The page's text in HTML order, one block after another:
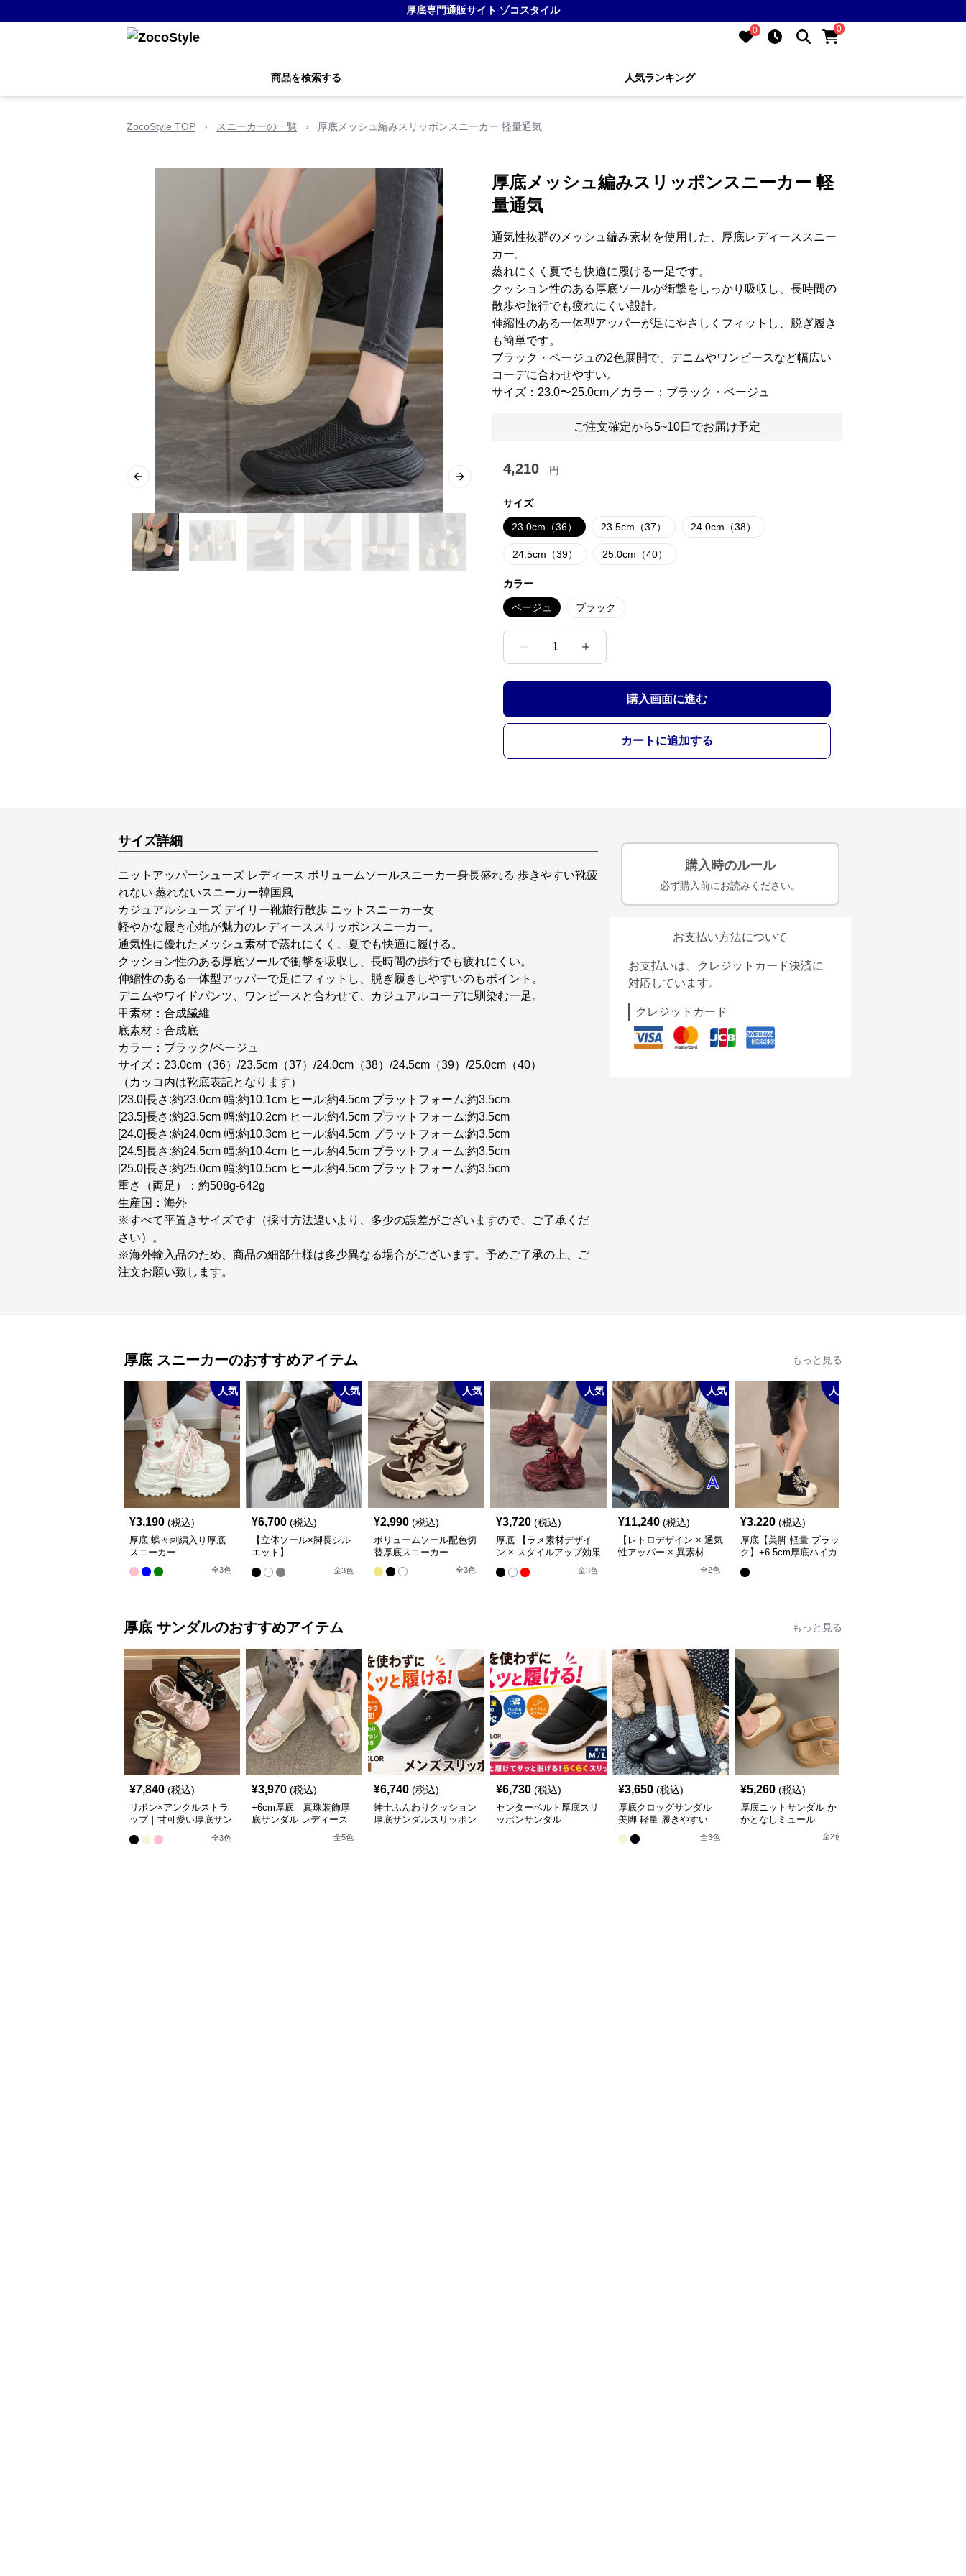
厚底専門通販サイト ゾコスタイル
0 0
商品を検索する 人気ランキング
ZocoStyle TOP › スニーカーの一覧 › 厚底メッシュ編みスリッポンスニーカー 軽量通気
Previous slide Next slide
厚底メッシュ編みスリッポンスニーカー 軽
量通気
通気性抜群のメッシュ編み素材を使用した、厚底レディーススニー
カー。
蒸れにくく夏でも快適に履ける一足です。
クッション性のある厚底ソールが衝撃をしっかり吸収し、長時間の
散歩や旅行でも疲れにくい設計。
伸縮性のある一体型アッパーが足にやさしくフィットし、脱ぎ履き
も簡単です。
ブラック・ベージュの2色展開で、デニムやワンピースなど幅広い
コーデに合わせやすい。
サイズ：23.0〜25.0cm／カラー：ブラック・ベージュ
ご注文確定から5~10日でお届け予定
4,210 円
サイズ
23.0cm（36） 23.5cm（37） 24.0cm（38）
24.5cm（39） 25.0cm（40）
カラー
ベージュ ブラック
1
購入画面に進む
カートに追加する
サイズ詳細
ニットアッパーシューズ レディース ボリュームソールスニーカー身長盛れる 歩きやすい靴疲
れない 蒸れないスニーカー韓国風
カジュアルシューズ デイリー靴旅行散歩 ニットスニーカー女
軽やかな履き心地が魅力のレディーススリッポンスニーカー。
通気性に優れたメッシュ素材で蒸れにくく、夏でも快適に履ける。
クッション性のある厚底ソールで衝撃を吸収し、長時間の歩行でも疲れにくい。
伸縮性のある一体型アッパーで足にフィットし、脱ぎ履きしやすいのもポイント。
デニムやワイドパンツ、ワンピースと合わせて、カジュアルコーデに馴染む一足。
甲素材：合成繊維
底素材：合成底
カラー：ブラック/ベージュ
サイズ：23.0cm（36）/23.5cm（37）/24.0cm（38）/24.5cm（39）/25.0cm（40）
（カッコ内は靴底表記となります）
[23.0]長さ:約23.0cm 幅:約10.1cm ヒール:約4.5cm プラットフォーム:約3.5cm
[23.5]長さ:約23.5cm 幅:約10.2cm ヒール:約4.5cm プラットフォーム:約3.5cm
[24.0]長さ:約24.0cm 幅:約10.3cm ヒール:約4.5cm プラットフォーム:約3.5cm
[24.5]長さ:約24.5cm 幅:約10.4cm ヒール:約4.5cm プラットフォーム:約3.5cm
[25.0]長さ:約25.0cm 幅:約10.5cm ヒール:約4.5cm プラットフォーム:約3.5cm
重さ（両足）：約508g-642g
生産国：海外
※すべて平置きサイズです（採寸方法違いより、多少の誤差がございますので、ご了承くだ
さい）。
※海外輸入品のため、商品の細部仕様は多少異なる場合がございます。予めご了承の上、ご
注文お願い致します。
購入時のルール
必ず購入前にお読みください。
お支払い方法について
お支払いは、クレジットカード決済に
対応しています。
クレジットカード
厚底 スニーカーのおすすめアイテム もっと見る
人気
¥3,190 (税込)
厚底 蝶々刺繍入り厚底
スニーカー
全3色
人気
¥6,700 (税込)
【立体ソール×脚長シル
エット】
12cm/10cm/8cm/6cm厚
底 ボリュームソール立
全3色
人気
¥2,990 (税込)
ボリュームソール配色切
替厚底スニーカー
全3色
人気
¥3,720 (税込)
厚底 【ラメ素材デザイ
ン × スタイルアップ効果
× カジュアル系】厚底デ
ザインスニーカー
全3色
人気
¥11,240 (税込)
【レトロデザイン × 通気
性アッパー × 異素材
MIX】+5.5cm厚底 メン
ズハイカットブーツ
全2色
人気
¥3,220 (税込)
厚底【美脚 軽量 ブラッ
ク】+6.5cm厚底ハイカ
厚底 サンダルのおすすめアイテム もっと見る
¥7,840 (税込)
リボン×アンクルストラ
ップ｜甘可愛い厚底サン
全3色
¥3,970 (税込)
+6cm厚底 真珠装飾厚
底サンダル レディース
全5色
¥6,740 (税込)
紳士ふんわりクッション
厚底サンダルスリッポン
¥6,730 (税込)
センターベルト厚底スリ
ッポンサンダル
¥3,650 (税込)
厚底クロッグサンダル
美脚 軽量 履きやすい
全3色
¥5,260 (税込)
厚底ニットサンダル か
かとなしミュール
全2色